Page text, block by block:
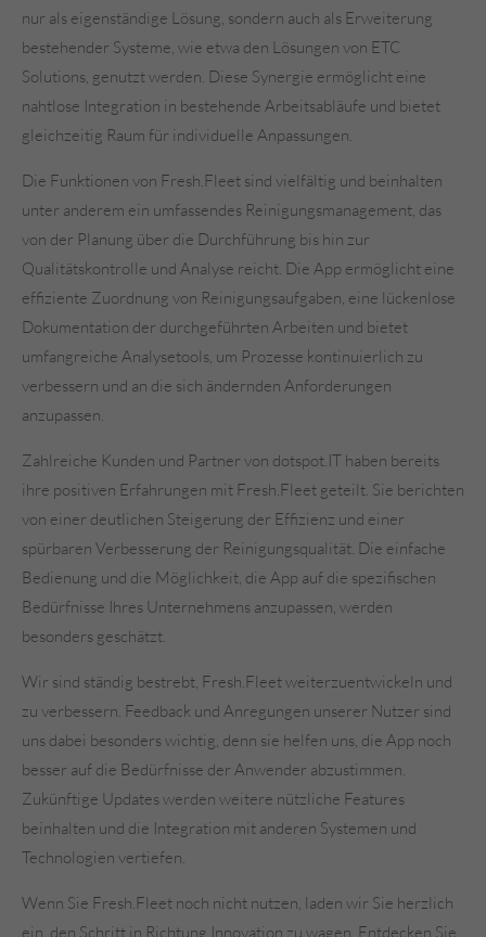
nur als eigenständige Lösung, sondern auch als Erweiterung
bestehender Systeme, wie etwa den Lösungen von ETC
Solutions, genutzt werden. Diese Synergie ermöglicht eine
nahtlose Integration in bestehende Arbeitsabläufe und bietet
gleichzeitig Raum für individuelle Anpassungen.
Die Funktionen von Fresh.Fleet sind vielfältig und beinhalten
unter anderem ein umfassendes Reinigungsmanagement, das
von der Planung über die Durchführung bis hin zur
Qualitätskontrolle und Analyse reicht. Die App ermöglicht eine
effiziente Zuordnung von Reinigungsaufgaben, eine lückenlose
Dokumentation der durchgeführten Arbeiten und bietet
umfangreiche Analysetools, um Prozesse kontinuierlich zu
verbessern und an die sich ändernden Anforderungen
anzupassen.
Zahlreiche Kunden und Partner von dotspot.IT haben bereits
ihre positiven Erfahrungen mit Fresh.Fleet geteilt. Sie berichten
von einer deutlichen Steigerung der Effizienz und einer
spürbaren Verbesserung der Reinigungsqualität. Die einfache
Bedienung und die Möglichkeit, die App auf die spezifischen
Bedürfnisse Ihres Unternehmens anzupassen, werden
besonders geschätzt.
Wir sind ständig bestrebt, Fresh.Fleet weiterzuentwickeln und
zu verbessern. Feedback und Anregungen unserer Nutzer sind
uns dabei besonders wichtig, denn sie helfen uns, die App noch
besser auf die Bedürfnisse der Anwender abzustimmen.
Zukünftige Updates werden weitere nützliche Features
beinhalten und die Integration mit anderen Systemen und
Technologien vertiefen.
Wenn Sie Fresh.Fleet noch nicht nutzen, laden wir Sie herzlich
ein, den Schritt in Richtung Innovation zu wagen. Entdecken Sie,